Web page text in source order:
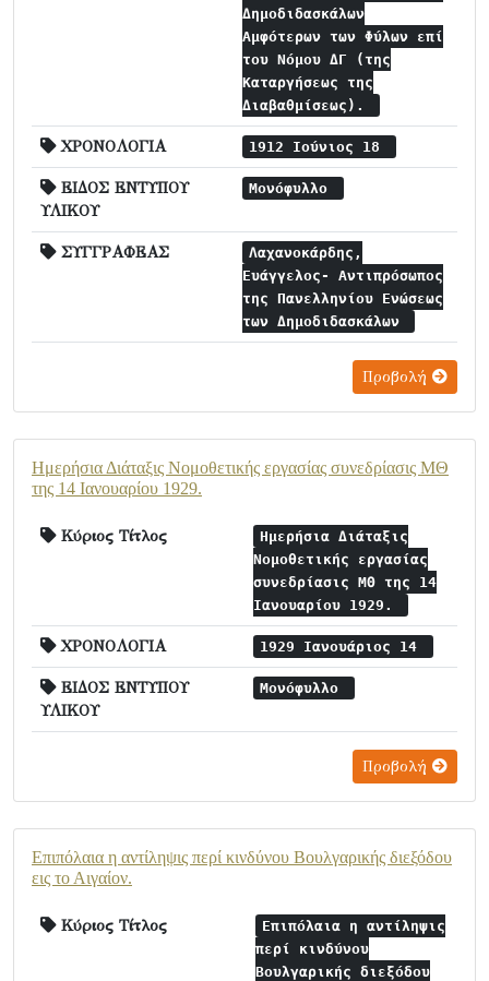
Δημοδιδασκάλων
Αμφότερων των Φύλων επί
του Νόμου ΔΓ (της
Καταργήσεως της
Διαβαθμίσεως).
ΧΡΟΝΟΛΟΓΙΑ 1912 Ιούνιος 18
ΕΙΔΟΣ ΕΝΤΥΠΟΥ
ΥΛΙΚΟΥ
Μονόφυλλο
ΣΥΓΓΡΑΦΕΑΣ
Λαχανοκάρδης,
Ευάγγελος- Αντιπρόσωπος
της Πανελληνίου Ενώσεως
των Δημοδιδασκάλων
Προβολή
Ημερήσια Διάταξις Νομοθετικής εργασίας συνεδρίασις ΜΘ
της 14 Ιανουαρίου 1929.
Κύριος Τίτλος
Ημερήσια Διάταξις
Νομοθετικής εργασίας
συνεδρίασις ΜΘ της 14
Ιανουαρίου 1929.
ΧΡΟΝΟΛΟΓΙΑ 1929 Ιανουάριος 14
ΕΙΔΟΣ ΕΝΤΥΠΟΥ
ΥΛΙΚΟΥ
Μονόφυλλο
Προβολή
Επιπόλαια η αντίληψις περί κινδύνου Βουλγαρικής διεξόδου
εις το Αιγαίον.
Κύριος Τίτλος
Επιπόλαια η αντίληψις
περί κινδύνου
Βουλγαρικής διεξόδου